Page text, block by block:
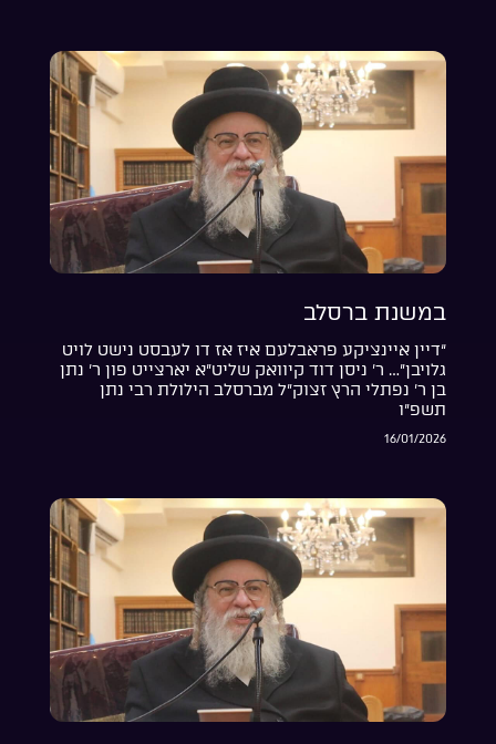
במשנת ברסלב
“דיין איינציקע פראבלעם איז אז דו לעבסט נישט לויט
גלויבן”… ר’ ניסן דוד קיוואק שליט”א יארצייט פון ר’ נתן
בן ר’ נפתלי הרץ זצוק”ל מברסלב הילולת רבי נתן
תשפ”ו
16/01/2026